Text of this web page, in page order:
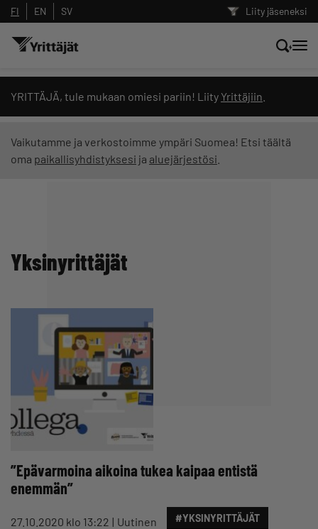
Liity jäseneksi
FI EN SV
YRITTÄJÄ, tule mukaan omiesi pariin! Liity Yrittäjiin
Vaikutamme ja verkostoimme ympäri Suomea! Etsi täältä
oma paikallisyhdistyksesi ja aluejärjestösi
Yksinyrittäjät
”Epävarmoina aikoina tukea kaipaa entistä
enemmän”
27.10.2020 klo 13:22 Uutinen #YKSINYRITTÄJÄT
Hae sivustolta tai kysy suoraan
Yrittäjien tekoälyltä